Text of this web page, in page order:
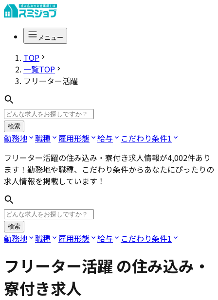
メニュー
TOP
一覧TOP
フリーター活躍
検索
勤務地 職種 雇用形態 給与 こだわり条件1
フリーター活躍の住み込み・寮付き求人情報が4,002件あり
ます！勤務地や職種、こだわり条件からあなたにぴったりの
求人情報を掲載しています！
検索
勤務地 職種 雇用形態 給与 こだわり条件1
フリーター活躍の住み込み・
寮付き求人